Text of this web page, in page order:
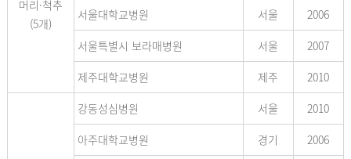
머리·척추
(5개)
서울대학교병원
서울
2006
서울특별시 보라매병원
서울
2007
제주대학교병원
제주 2010
강동성심병원 서울
2010
아주대학교병원
경기
2006